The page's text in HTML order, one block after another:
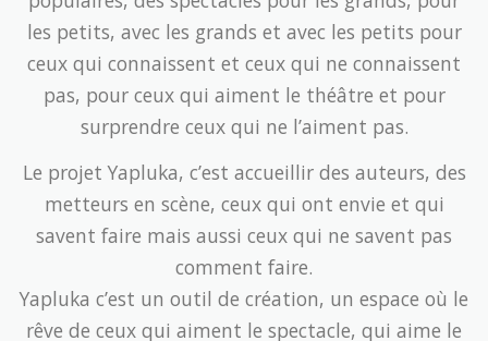
ceux qui connaissent et ceux qui ne connaissent
pas, pour ceux qui aiment le théâtre et pour
surprendre ceux qui ne l’aiment pas.
Le projet Yapluka, c’est accueillir des auteurs, des
savent faire mais aussi ceux qui ne savent pas
comment faire.
Yapluka c’est un outil de création, un espace où le
rêve de ceux qui aiment le spectacle, qui aime le
public peut devenir réalité.